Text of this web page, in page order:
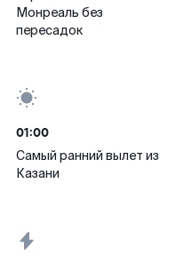
Монреаль без
пересадок
01:00
Самый ранний вылет из
Казани